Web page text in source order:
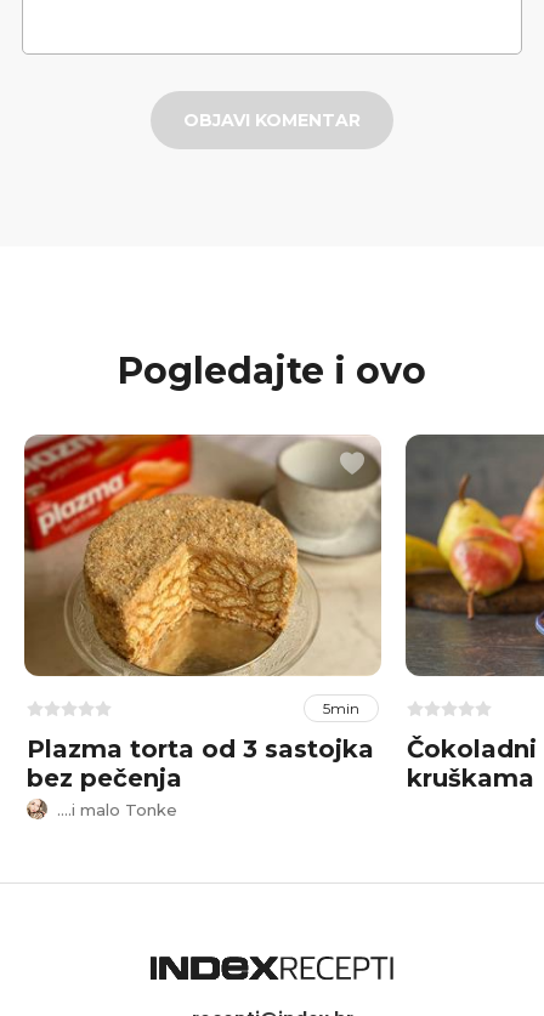
OBJAVI KOMENTAR
Pogledajte i ovo
5min
Plazma torta od 3 sastojka
bez pečenja
....i malo Tonke
Čokoladni
kruškama